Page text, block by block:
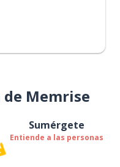
de Memrise
Sumérgete
Entiende a las personas